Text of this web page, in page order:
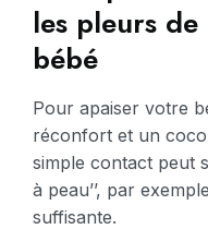
les pleurs
bébé
Pour apaiser votre
réconfort et un
simple contact peut
à peau’’, par
suffisante.